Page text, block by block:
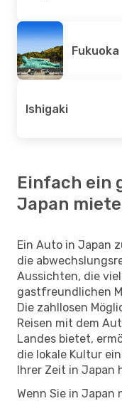
Fukuoka
Ishigaki
Einfach ein
Japan
Ein Auto in Japan
die
Aussichten, die
gastfreundlichen
Die zahllosen
Reisen mit dem
Landes bietet,
die lokale Kultur
Ihrer Zeit in Japan
Wenn Sie in Japan